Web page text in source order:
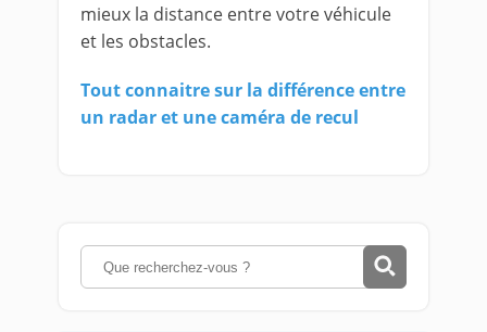
mieux la distance entre votre véhicule
et les obstacles.
Tout connaitre sur la différence entre
un radar et une caméra de recul